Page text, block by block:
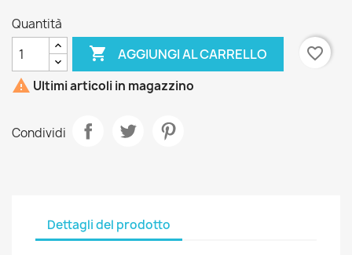
Quantità
 AGGIUNGI AL CARRELLO
favorite_border
 Ultimi articoli in magazzino
Condividi
Dettagli del prodotto